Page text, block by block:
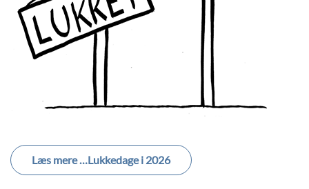
Læs mere …Lukkedage i 2026